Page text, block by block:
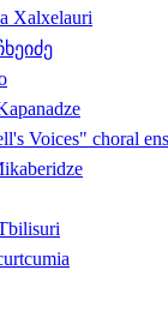
Xalxelauri
Voices" choral